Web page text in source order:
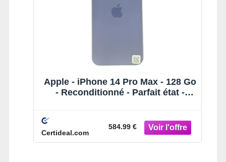
Apple - iPhone 14 Pro Max - 128 Go
- Reconditionné - Parfait état -
Certideal.com
584.99 €